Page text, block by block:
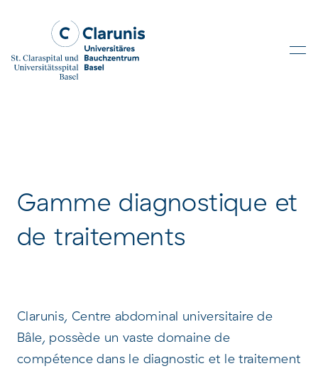
Gamme diagnostique et
de traitements
Clarunis, Centre abdominal universitaire de
Bâle, possède un vaste domaine de
compétence dans le diagnostic et le traitement